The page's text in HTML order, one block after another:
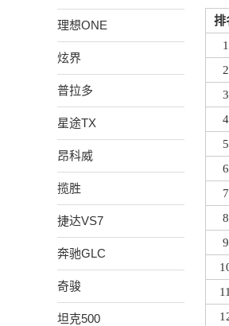
理想ONE
炫界
普拉多
星途TX
昂科威
揽胜
捷达VS7
奔驰GLC
奇骏
坦克500
排
1
2
3
4
5
6
7
8
9
11